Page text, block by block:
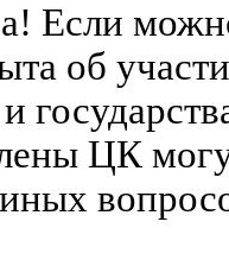
Если
об
ЦК